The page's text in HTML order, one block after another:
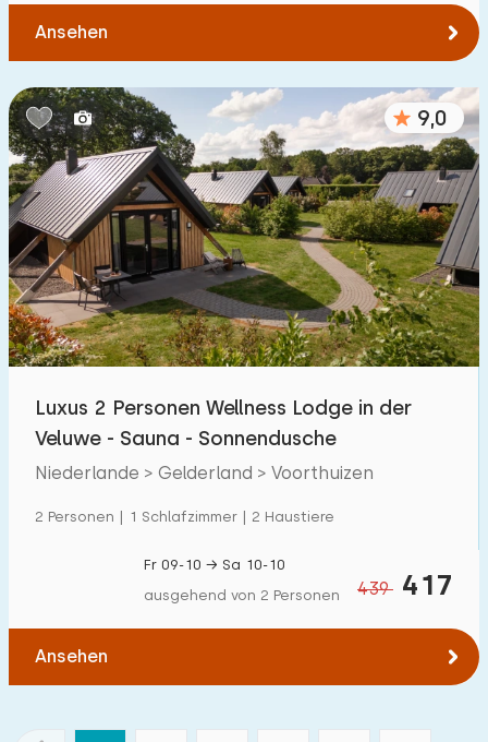
Ansehen
9,0
Luxus 2 Personen Wellness Lodge in der
Veluwe - Sauna - Sonnendusche
Niederlande > Gelderland > Voorthuizen
2 Personen | 1 Schlafzimmer | 2 Haustiere
439 417
Fr 09-10 → Sa 10-10
ausgehend von 2 Personen
Ansehen